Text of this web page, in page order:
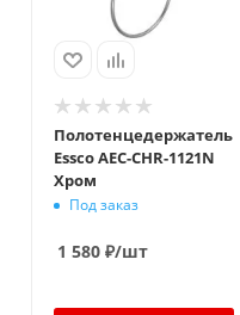
Полотенцедержатель
Essco AEC-CHR-1121N
Хром
Под заказ
1 580 ₽/шт